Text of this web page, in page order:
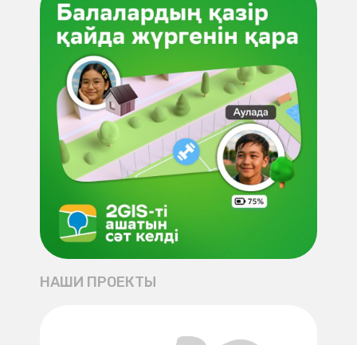
НАШИ ПРОЕКТЫ